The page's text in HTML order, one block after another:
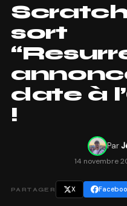
sort
date à
!
Par
14 novembre
PARTAGER X